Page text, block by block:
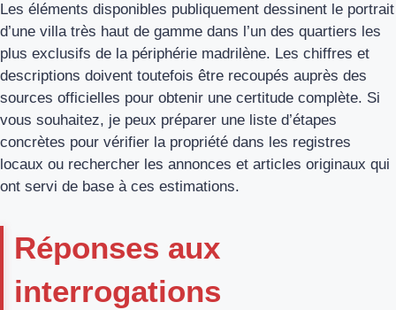
Les éléments disponibles publiquement dessinent le portrait
d’une villa très haut de gamme dans l’un des quartiers les
plus exclusifs de la périphérie madrilène. Les chiffres et
descriptions doivent toutefois être recoupés auprès des
sources officielles pour obtenir une certitude complète. Si
vous souhaitez, je peux préparer une liste d’étapes
concrètes pour vérifier la propriété dans les registres
locaux ou rechercher les annonces et articles originaux qui
ont servi de base à ces estimations.
Réponses aux
interrogations